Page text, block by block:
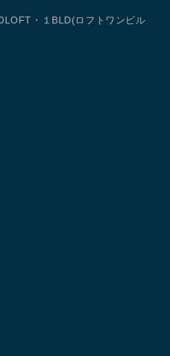
・１BLD(ロフトワンビル